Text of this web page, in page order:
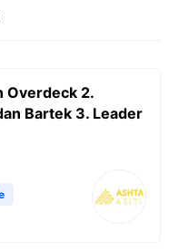
Overdeck 2.
Bartek 3. Leader